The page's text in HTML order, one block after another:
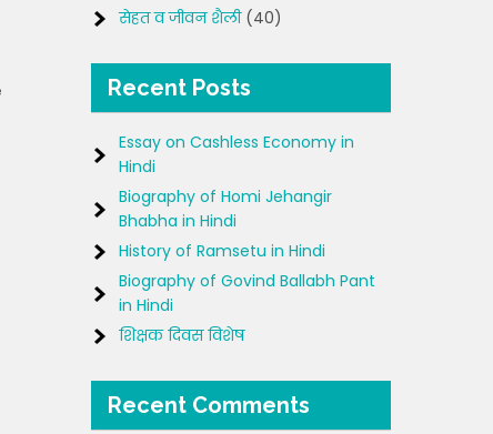
सेहत व जीवन शैली(40)
Recent Posts
Essay on Cashless Economy in
Hindi
Biography of Homi Jehangir
Bhabha in Hindi
History of Ramsetu in Hindi
Biography of Govind Ballabh Pant
in Hindi
शिक्षक दिवस विशेष
Recent Comments